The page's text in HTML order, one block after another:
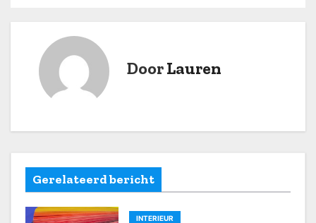
a
v
DoorLauren
Gerelateerd bericht
INTERIEUR